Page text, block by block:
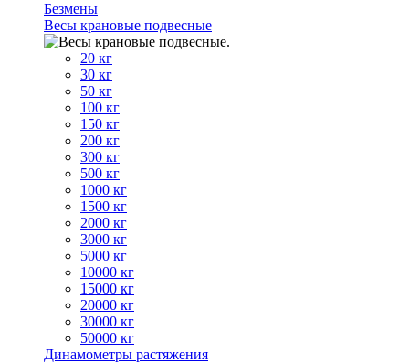
Безмены
Весы крановые подвесные
20 кг
30 кг
50 кг
100 кг
150 кг
200 кг
300 кг
500 кг
1000 кг
1500 кг
2000 кг
3000 кг
5000 кг
10000 кг
15000 кг
20000 кг
30000 кг
50000 кг
Динамометры растяжения